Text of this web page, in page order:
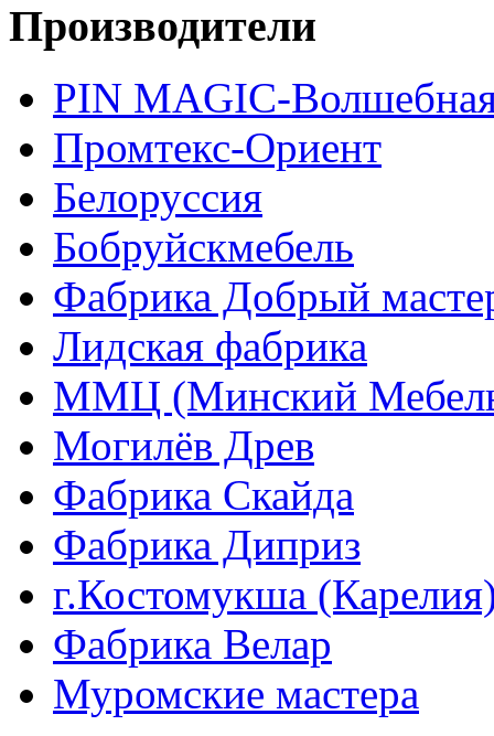
Производители
PIN MAGIС-
Промтекс-Ориент
Белоруссия
Бобруйскмебель
Фабрика Добрый
Лидская фабрика
ММЦ (Минский
Могилёв Древ
Фабрика Скайда
Фабрика Диприз
г.Костомукша
Фабрика Велар
Муромские мастера